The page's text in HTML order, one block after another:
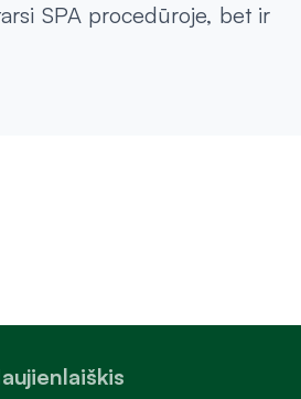
SPA procedūroje, bet ir